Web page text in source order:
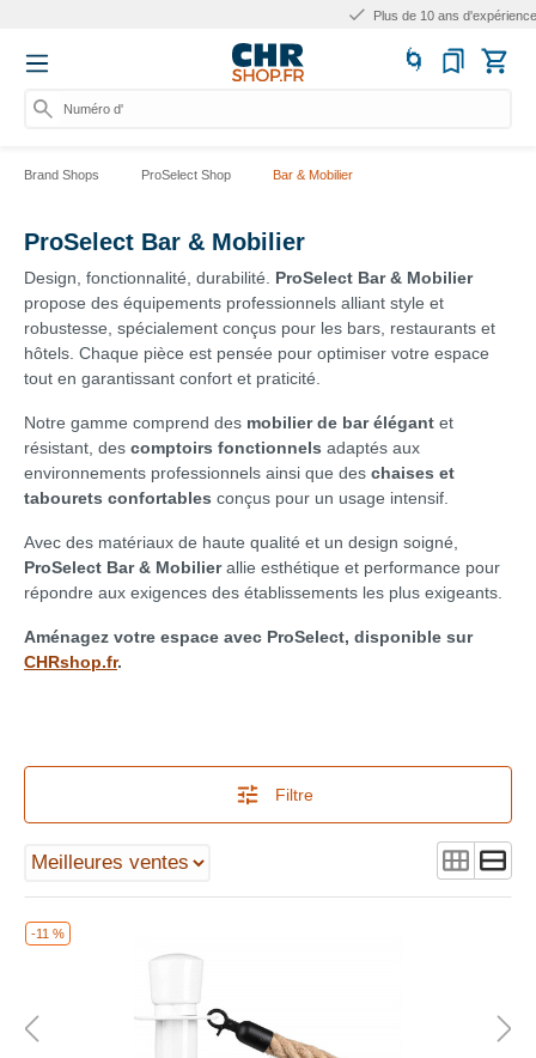
Plus de 10 ans d'expérience
Numéro d'arti
Brand Shops ProSelect Shop Bar & Mobilier
ProSelect Bar & Mobilier
Design, fonctionnalité, durabilité. ProSelect Bar & Mobilier
propose des équipements professionnels alliant style et
robustesse, spécialement conçus pour les bars, restaurants et
hôtels. Chaque pièce est pensée pour optimiser votre espace
tout en garantissant confort et praticité.
Notre gamme comprend des mobilier de bar élégant et
résistant, des comptoirs fonctionnels adaptés aux
environnements professionnels ainsi que des chaises et
tabourets confortables conçus pour un usage intensif.
Avec des matériaux de haute qualité et un design soigné,
ProSelect Bar & Mobilierallie esthétique et performance pour
répondre aux exigences des établissements les plus exigeants.
Aménagez votre espace avec ProSelect, disponible sur
CHRshop.fr.
Filtre
-11 %